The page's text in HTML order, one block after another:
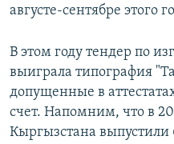
августе-сентябре этого
В этом году тендер по
выиграла типография
допущенные в
счет. Напомним, что в
Кыргызстана выпустили